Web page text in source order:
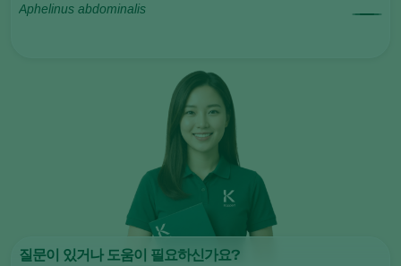
Aphelinus abdominalis
질문이 있거나 도움이 필요하신가요?